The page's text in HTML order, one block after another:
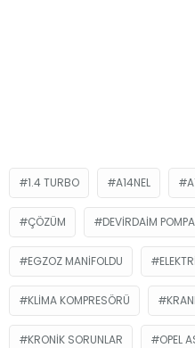
1.4 TURBO A14NEL
ÇÖZÜM DEVIRDAIM
EGZOZ MANIFOLDU
KLIMA KOMPRESÖRÜ
KRONIK SORUNLAR OPEL